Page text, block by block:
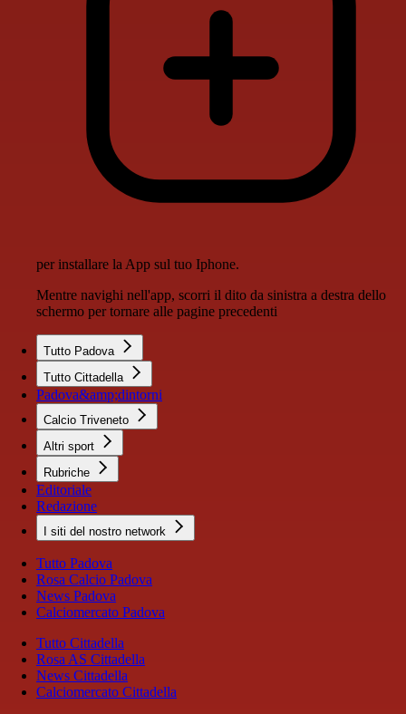
per installare la App sul tuo Iphone.
Mentre navighi nell'app, scorri il dito da sinistra a destra dello
schermo per tornare alle pagine precedenti
Tutto Padova
Tutto Cittadella
Padova&amp;dintorni
Calcio Triveneto
Altri sport
Rubriche
Editoriale
Redazione
I siti del nostro network
Tutto Padova
Rosa Calcio Padova
News Padova
Calciomercato Padova
Tutto Cittadella
Rosa AS Cittadella
News Cittadella
Calciomercato Cittadella